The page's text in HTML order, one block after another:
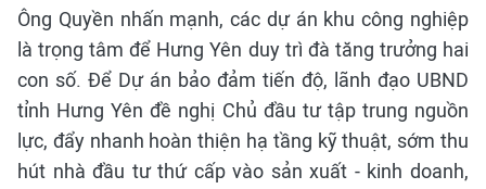
Ông Quyền nhấn mạnh, các dự án khu công nghiệp
là trọng tâm để Hưng Yên duy trì đà tăng trưởng hai
con số. Để Dự án bảo đảm tiến độ, lãnh đạo UBND
tỉnh Hưng Yên đề nghị Chủ đầu tư tập trung nguồn
lực, đẩy nhanh hoàn thiện hạ tầng kỹ thuật, sớm thu
hút nhà đầu tư thứ cấp vào sản xuất - kinh doanh,